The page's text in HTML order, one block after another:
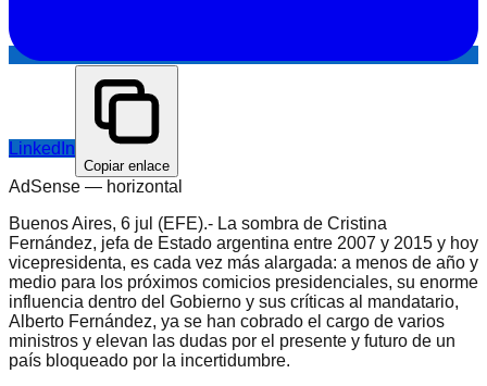
LinkedIn
Copiar enlace
AdSense — horizontal
Buenos Aires, 6 jul (EFE).- La sombra de Cristina
Fernández, jefa de Estado argentina entre 2007 y 2015 y hoy
vicepresidenta, es cada vez más alargada: a menos de año y
medio para los próximos comicios presidenciales, su enorme
influencia dentro del Gobierno y sus críticas al mandatario,
Alberto Fernández, ya se han cobrado el cargo de varios
ministros y elevan las dudas por el presente y futuro de un
país bloqueado por la incertidumbre.